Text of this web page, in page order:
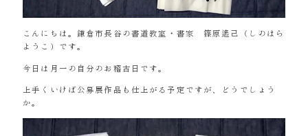
こんにちは。鎌倉市長谷の書道教室・書家 篠原遙己（しのはら
ようこ）です。
今日は月一の自分のお稽古日です。
上手くいけば公募展作品も仕上がる予定ですが、どうでしょう
か。